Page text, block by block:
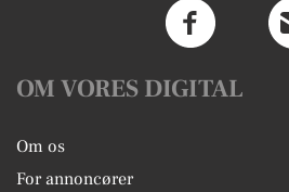
OM VORES DIGITAL
Om os
For annoncører